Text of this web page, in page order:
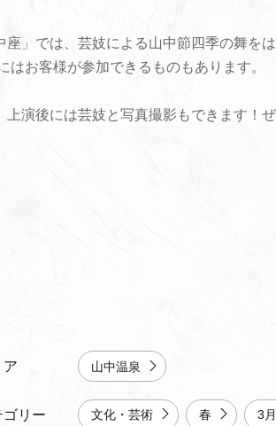
座」では、芸妓による山中節四季の舞を
はお客様が参加できるものもあります。
上演後には芸妓と写真撮影もできます！
ア 山中温泉
ゴリー 文化・芸術 春 3月